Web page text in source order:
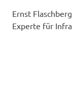
Ernst
Experte für